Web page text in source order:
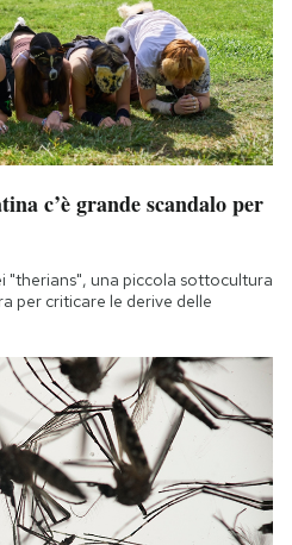
c’è grande scandalo per
"therians", una piccola sottocultura
per criticare le derive delle